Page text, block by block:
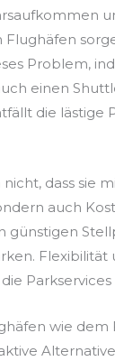
Problem,
einen
die lästige
nicht, dass sie
auch
günstigen
wie